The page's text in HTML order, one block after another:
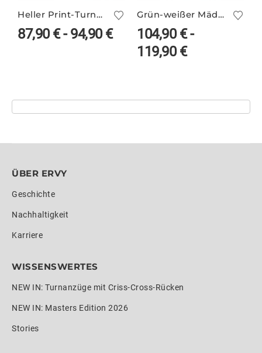
Heller Print-Turnanzug FEYRA/2
87,90€-94,90€
Grün-weißer Mädchen Print-Turnanzug ILKA/4
104,90€-
119,90€
ÜBER ERVY
Geschichte
Nachhaltigkeit
Karriere
WISSENSWERTES
NEW IN: Turnanzüge mit Criss-Cross-Rücken
NEW IN: Masters Edition 2026
Stories